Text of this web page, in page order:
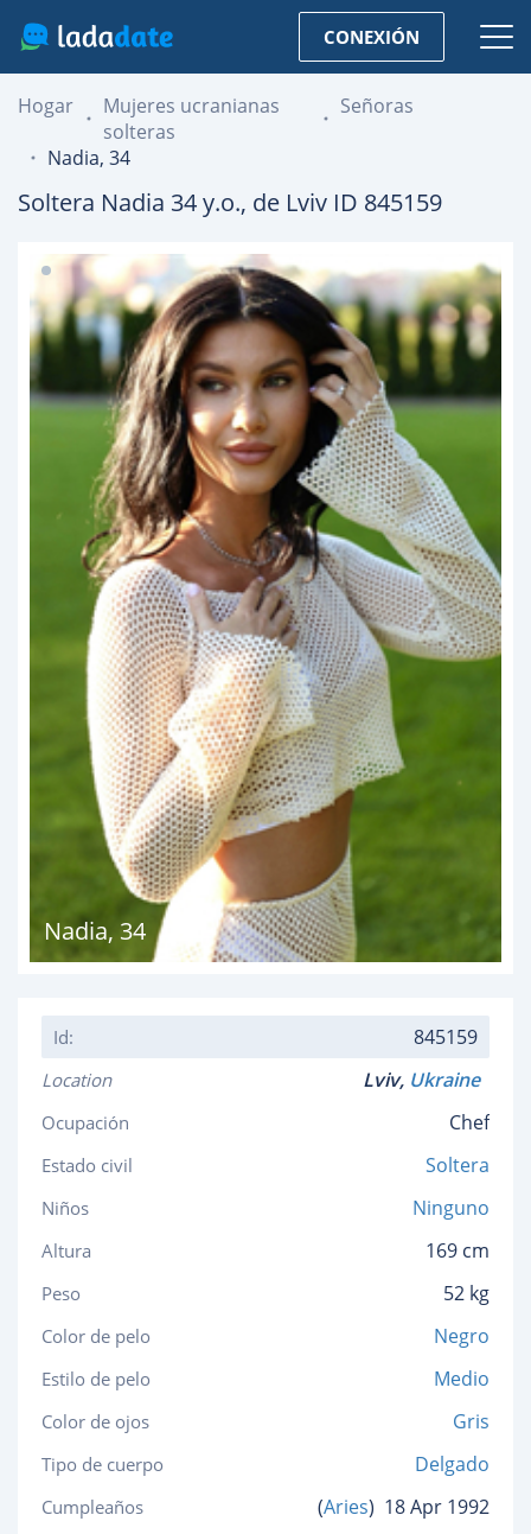
CONEXIÓN
Hogar
Mujeres ucranianas
solteras
Señoras
Nadia, 34
Soltera Nadia 34y.o., de Lviv ID 845159
Nadia, 34
Id: 845159
Location Lviv, Ukraine
Ocupación Chef
Estado civil Soltera
Niños Ninguno
Altura 169 cm
Peso 52 kg
Color de pelo Negro
Estilo de pelo Medio
Color de ojos Gris
Tipo de cuerpo Delgado
Cumpleaños (Aries) 18 Apr 1992